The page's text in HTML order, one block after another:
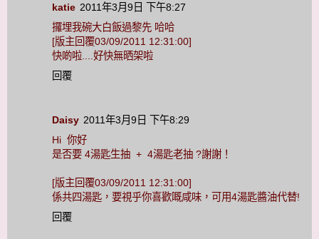
katie 2011年3月9日 下午8:27
攞埋我碗大白飯過黎先 哈哈
[版主回覆03/09/2011 12:31:00]
快啲啦....好快無晒架啦
回覆
Daisy 2011年3月9日 下午8:29
Hi 你好
是否要 4湯匙生抽 + 4湯匙老抽 ?謝謝！
[版主回覆03/09/2011 12:31:00]
係共四湯匙，要視乎你喜歡嘅咸味，可用4湯匙醬油代替!
回覆